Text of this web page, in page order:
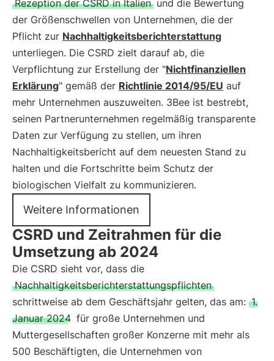
Rezeption der CSRD in Italien und die Bewertung
der Größenschwellen von Unternehmen, die der
Pflicht zur Nachhaltigkeitsberichterstattung
unterliegen. Die CSRD zielt darauf ab, die
Verpflichtung zur Erstellung der "Nichtfinanziellen
Erklärung" gemäß der Richtlinie 2014/95/EU auf
mehr Unternehmen auszuweiten. 3Bee ist bestrebt,
seinen Partnerunternehmen regelmäßig transparente
Daten zur Verfügung zu stellen, um ihren
Nachhaltigkeitsbericht auf dem neuesten Stand zu
halten und die Fortschritte beim Schutz der
biologischen Vielfalt zu kommunizieren.
Weitere Informationen
CSRD und Zeitrahmen für die
Umsetzung ab 2024
Die CSRD sieht vor, dass die
Nachhaltigkeitsberichterstattungspflichten
schrittweise ab dem Geschäftsjahr gelten, das am: 1.
Januar 2024 für große Unternehmen und
Muttergesellschaften großer Konzerne mit mehr als
500 Beschäftigten, die Unternehmen von